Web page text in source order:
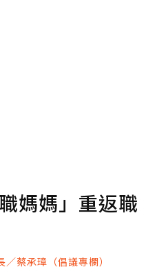
媽媽」重返職
蔡承璋（倡議專欄）